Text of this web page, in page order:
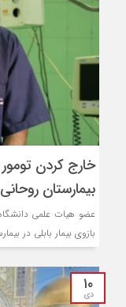
بیمارستان روحانی
بازوی بیمار بابلی در
۱۰
دی